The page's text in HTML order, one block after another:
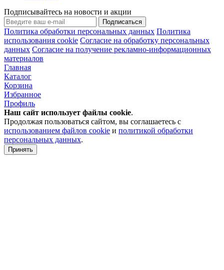
Подписывайтесь на новости и акции
Подписаться
Политика обработки персональных данных Политика
использования cookie Согласие на обработку персональных
данных Согласие на получение рекламно-информационных
материалов
Главная
Каталог
Корзина
Избранное
Профиль
Наш сайт использует файлы cookie.
Продолжая пользоваться сайтом, вы соглашаетесь с
использованием файлов cookie и политикой обработки
персональных данных.
Принять